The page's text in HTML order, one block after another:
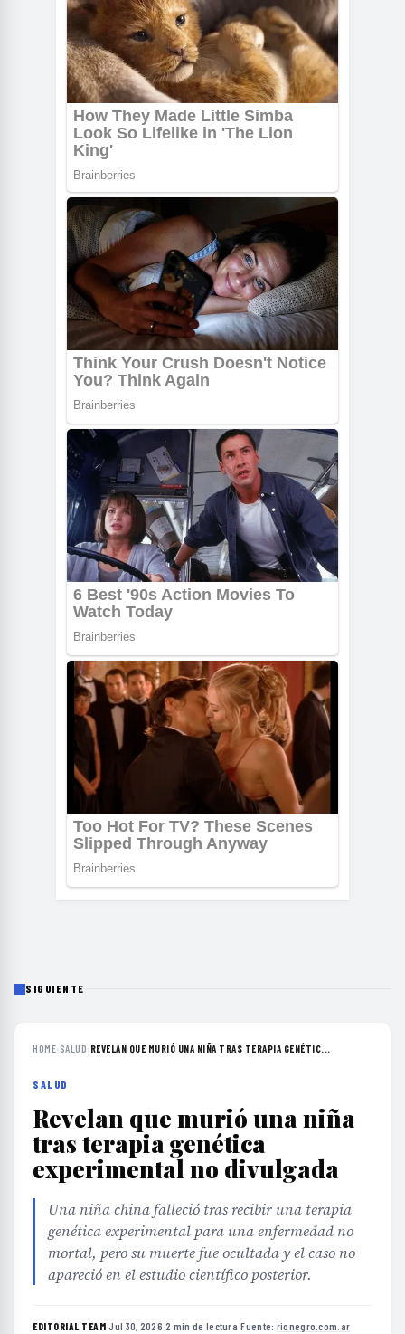
SIGUIENTE
HOME› SALUD› REVELAN QUE MURIÓ UNA NIÑA TRAS TERAPIA GENÉTIC...
SALUD
Revelan que murió una niña
tras terapia genética
experimental no divulgada
Una niña china falleció tras recibir una terapia
genética experimental para una enfermedad no
mortal, pero su muerte fue ocultada y el caso no
apareció en el estudio científico posterior.
EDITORIAL TEAM·Jul 30, 2026·2 min de lectura·Fuente: rionegro.com.ar